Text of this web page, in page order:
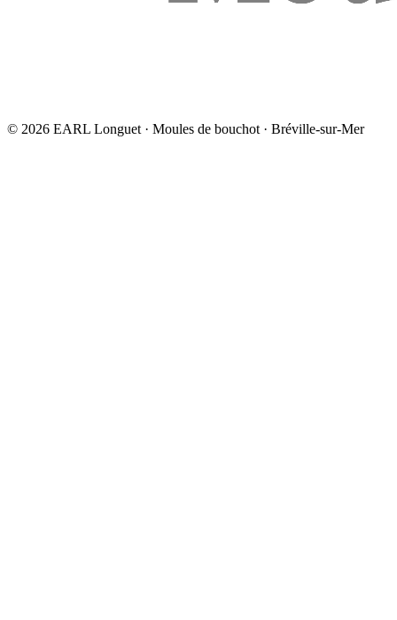
© 2026 EARL Longuet · Moules de bouchot · Bréville-sur-Mer